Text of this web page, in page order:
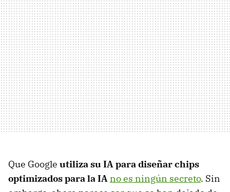
Que Google utiliza su IA para diseñar chips
optimizados para la IAno es ningún secreto. Sin